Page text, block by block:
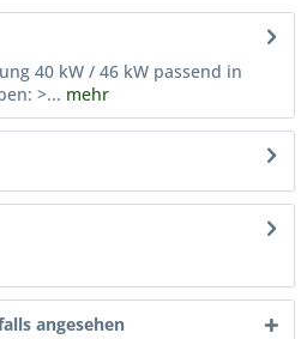
40 kW / 46 kW passend in
>... mehr
angesehen